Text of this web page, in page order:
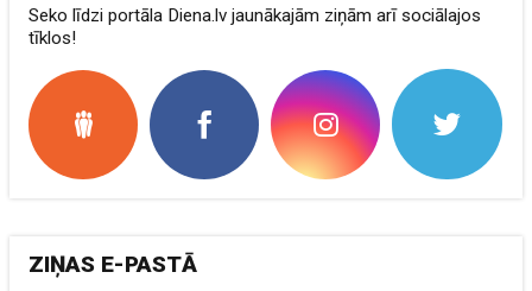
Seko līdzi portāla Diena.lv jaunākajām ziņām arī sociālajos
tīklos!
ZIŅAS E-PASTĀ